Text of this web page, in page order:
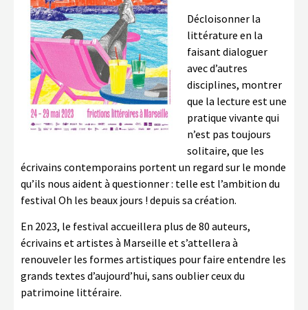
Décloisonner la
littérature en la
faisant dialoguer
avec d’autres
disciplines, montrer
que la lecture est une
pratique vivante qui
n’est pas toujours
solitaire, que les
écrivains contemporains portent un regard sur le monde
qu’ils nous aident à questionner : telle est l’ambition du
festival Oh les beaux jours ! depuis sa création.
En 2023, le festival accueillera plus de 80 auteurs,
écrivains et artistes à Marseille et s’attellera à
renouveler les formes artistiques pour faire entendre les
grands textes d’aujourd’hui, sans oublier ceux du
patrimoine littéraire.